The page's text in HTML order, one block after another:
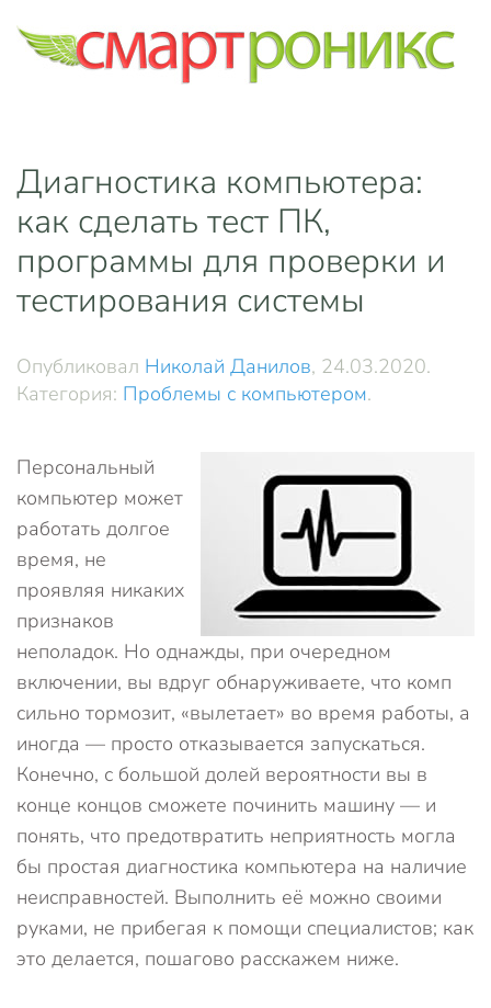
Skip to main content
Диагностика компьютера:
как сделать тест ПК,
программы для проверки и
тестирования системы
Опубликовал Николай Данилов, 24.03.2020.
Категория: Проблемы с компьютером.
Персональный
компьютер может
работать долгое
время, не
проявляя никаких
признаков
неполадок. Но однажды, при очередном
включении, вы вдруг обнаруживаете, что комп
сильно тормозит, «вылетает» во время работы, а
иногда — просто отказывается запускаться.
Конечно, с большой долей вероятности вы в
конце концов сможете починить машину — и
понять, что предотвратить неприятность могла
бы простая диагностика компьютера на наличие
неисправностей. Выполнить её можно своими
руками, не прибегая к помощи специалистов; как
это делается, пошагово расскажем ниже.